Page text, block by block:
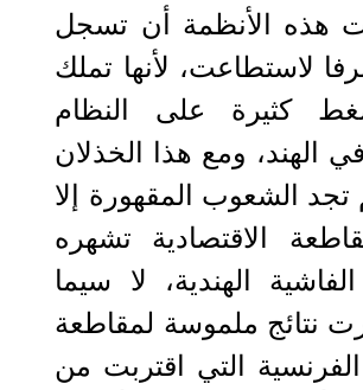
هذه الأنظمة أن تسجل
لاستطاعت، لأنها تملك
كثيرة على النظام
الهند، ومع هذا الخذلان
تجد الشعوب المقهورة إلا
الاقتصادية تشهره
الهندية، لا سيما
نتائج ملموسة لمقاطعة
التي اقتربت من